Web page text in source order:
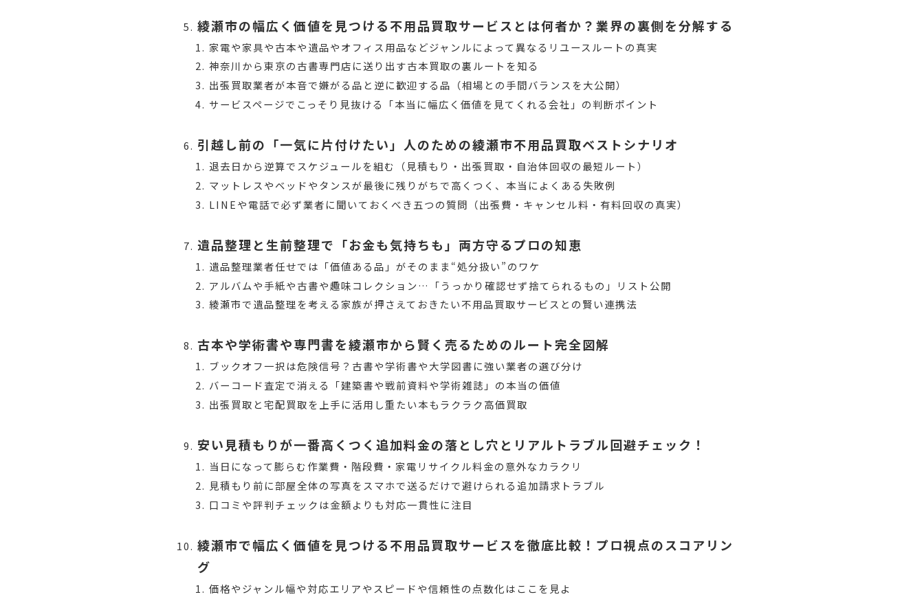
綾瀬市の幅広く価値を見つける不用品買取サービスとは何者か？業界の裏側を分解する
家電や家具や古本や遺品やオフィス用品などジャンルによって異なるリユースルートの真実
神奈川から東京の古書専門店に送り出す古本買取の裏ルートを知る
出張買取業者が本音で嫌がる品と逆に歓迎する品（相場との手間バランスを大公開）
サービスページでこっそり見抜ける「本当に幅広く価値を見てくれる会社」の判断ポイント
引越し前の「一気に片付けたい」人のための綾瀬市不用品買取ベストシナリオ
退去日から逆算でスケジュールを組む（見積もり・出張買取・自治体回収の最短ルート）
マットレスやベッドやタンスが最後に残りがちで高くつく、本当によくある失敗例
LINEや電話で必ず業者に聞いておくべき五つの質問（出張費・キャンセル料・有料回収の真実）
遺品整理と生前整理で「お金も気持ちも」両方守るプロの知恵
遺品整理業者任せでは「価値ある品」がそのまま“処分扱い”のワケ
アルバムや手紙や古書や趣味コレクション…「うっかり確認せず捨てられるもの」リスト公開
綾瀬市で遺品整理を考える家族が押さえておきたい不用品買取サービスとの賢い連携法
古本や学術書や専門書を綾瀬市から賢く売るためのルート完全図解
ブックオフ一択は危険信号？古書や学術書や大学図書に強い業者の選び分け
バーコード査定で消える「建築書や戦前資料や学術雑誌」の本当の価値
出張買取と宅配買取を上手に活用し重たい本もラクラク高価買取
安い見積もりが一番高くつく追加料金の落とし穴とリアルトラブル回避チェック！
当日になって膨らむ作業費・階段費・家電リサイクル料金の意外なカラクリ
見積もり前に部屋全体の写真をスマホで送るだけで避けられる追加請求トラブル
口コミや評判チェックは金額よりも対応一貫性に注目
綾瀬市で幅広く価値を見つける不用品買取サービスを徹底比較！プロ視点のスコアリン
グ
価格やジャンル幅や対応エリアやスピードや信頼性の点数化はここを見よ